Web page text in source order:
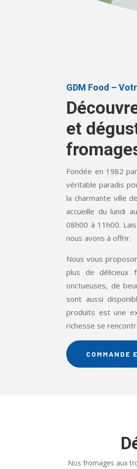
GDM Food –
et
Fondée en 1982
véritable paradis
la charmante ville
accueille du lundi
08h00 à 11h00.
nous avons à offrir.
Nous vous
plus de délicieux
onctueuses, de
sont aussi
produits est une
richesse se
COMMANDE
Nos fromages aux